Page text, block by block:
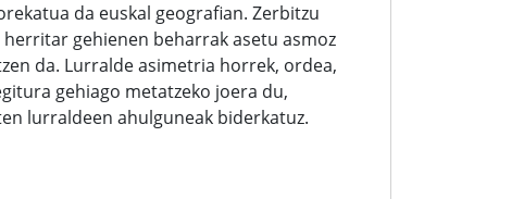
da euskal geografian. Zerbitzu
gehienen beharrak asetu asmoz
da. Lurralde asimetria horrek, ordea,
gehiago metatzeko joera du,
lurraldeen ahulguneak biderkatuz.